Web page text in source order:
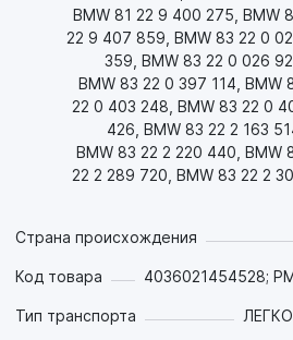
- Эффективно защищает от
детали из черных и цветных
радиаторы) как в процессе
состоянии. Отлично совместимо с
фрикционов;
- Эффективно противостоит
- Обеспечивает отличную
материалами уплотнений,
затвердевание и усадку, что
фтороэластомерные уплотнения
Рекомендовано для АКПП
требующих масла качества ATF
BMW 81 22 9 400 275, BMW
22 9 407 859, BMW 83 22 0
359, BMW 83 22 0 026
BMW 83 22 0 397 114, BMW
22 0 403 248, BMW 83 22 0
426, BMW 83 22 2 163
BMW 83 22 2 220 440, BMW
22 2 289 720, BMW 83 22 2
Страна происхождения
Код товара 4036021454528;
Тип транспорта